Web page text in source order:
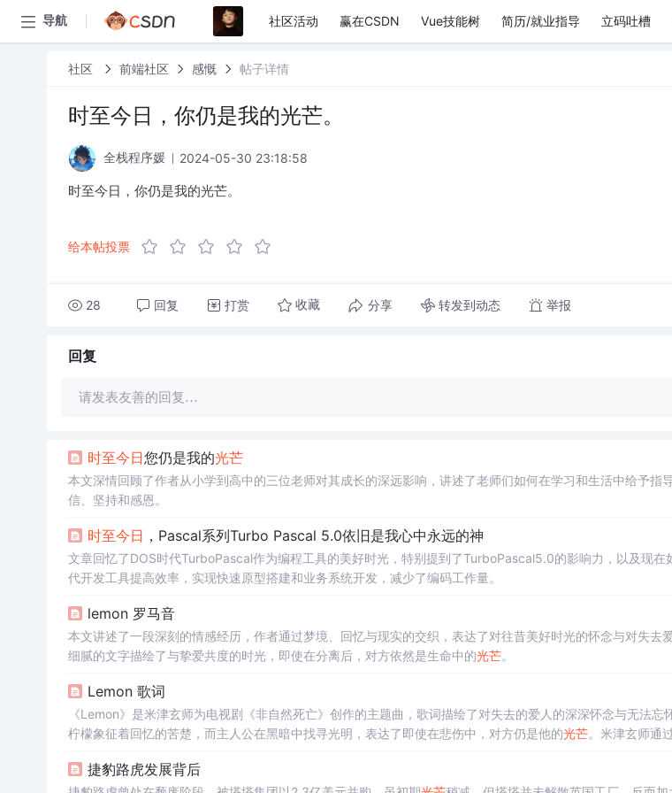
导航 社区活动 赢在CSDN Vue技能树 简历/就业指导 立码吐槽
社区 前端社区 感慨 帖子详情
时至今日，你仍是我的光芒。
全栈程序媛 2024-05-30 23:18:58
时至今日，你仍是我的光芒。
给本帖投票
28 回复 打赏 收藏 分享 转发到动态 举报
回复
请发表友善的回复…
时至今日您仍是我的光芒
本文深情回顾了作者从小学到高中的三位老师对其成长的深远影响，讲述了老师们如何在学习和生活中给予指
信、坚持和感恩。
时至今日 ，Pascal系列Turbo Pascal 5.0依旧是我心中永远的神
文章回忆了DOS时代TurboPascal作为编程工具的美好时光，特别提到了TurboPascal5.0的影响力，以及现在
代开发工具提高效率，实现快速原型搭建和业务系统开发，减少了编码工作量。
lemon 罗马音
本文讲述了一段深刻的情感经历，作者通过梦境、回忆与现实的交织，表达了对往昔美好时光的怀念与对失去
细腻的文字描绘了与挚爱共度的时光，即使在分离后，对方依然是生命中的光芒。
Lemon 歌词
《Lemon》是米津玄师为电视剧《非自然死亡》创作的主题曲，歌词描绘了对失去的爱人的深深怀念与无法忘
柠檬象征着回忆的苦楚，而主人公在黑暗中找寻光明，表达了即使在悲伤中，对方仍是他的光芒。米津玄师通
捷豹路虎发展背后